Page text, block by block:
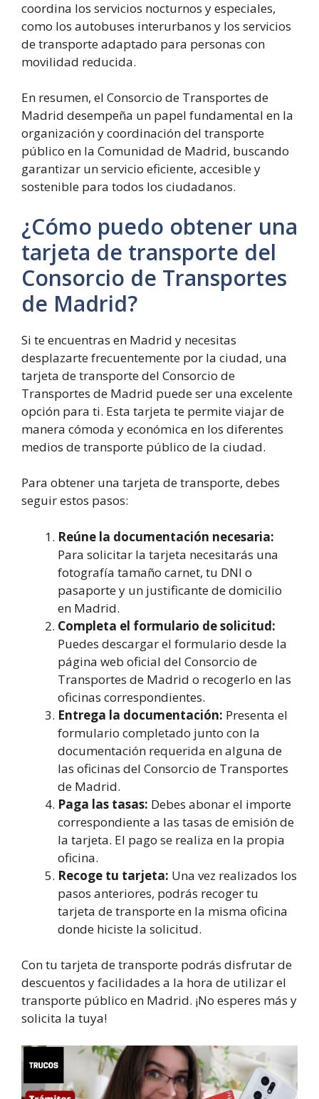
coordina los servicios nocturnos y especiales,
como los autobuses interurbanos y los servicios
de transporte adaptado para personas con
movilidad reducida.
En resumen, el Consorcio de Transportes de
Madrid desempeña un papel fundamental en la
organización y coordinación del transporte
público en la Comunidad de Madrid, buscando
garantizar un servicio eficiente, accesible y
sostenible para todos los ciudadanos.
¿Cómo puedo obtener una
tarjeta de transporte del
Consorcio de Transportes
de Madrid?
Si te encuentras en Madrid y necesitas
desplazarte frecuentemente por la ciudad, una
tarjeta de transporte del Consorcio de
Transportes de Madrid puede ser una excelente
opción para ti. Esta tarjeta te permite viajar de
manera cómoda y económica en los diferentes
medios de transporte público de la ciudad.
Para obtener una tarjeta de transporte, debes
seguir estos pasos:
Reúne la documentación necesaria:
Para solicitar la tarjeta necesitarás una
fotografía tamaño carnet, tu DNI o
pasaporte y un justificante de domicilio
en Madrid.
Completa el formulario de solicitud:
Puedes descargar el formulario desde la
página web oficial del Consorcio de
Transportes de Madrid o recogerlo en las
oficinas correspondientes.
Entrega la documentación: Presenta el
formulario completado junto con la
documentación requerida en alguna de
las oficinas del Consorcio de Transportes
de Madrid.
Paga las tasas: Debes abonar el importe
correspondiente a las tasas de emisión de
la tarjeta. El pago se realiza en la propia
oficina.
Recoge tu tarjeta: Una vez realizados los
pasos anteriores, podrás recoger tu
tarjeta de transporte en la misma oficina
donde hiciste la solicitud.
Con tu tarjeta de transporte podrás disfrutar de
descuentos y facilidades a la hora de utilizar el
transporte público en Madrid. ¡No esperes más y
solicita la tuya!